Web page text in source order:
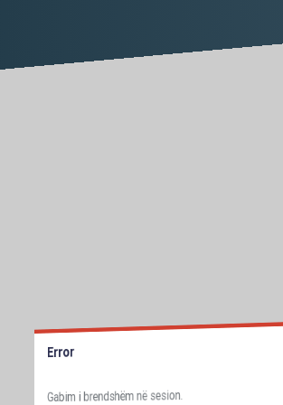
Error
Gabim i brendshëm në sesion.